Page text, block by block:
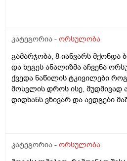
აღმოაჩნდა გულის მანკი,
მირჩიოთ ჯერ გენეტიკოსის
კატეგორია - ორსულობა
გამარჯობა, 8 იანვარს
და ხეგეს ანალიზმა აჩვენა
ქვედა ნაწილის ტკივილები
მოსვლის დროს ისე, მუდმივად
დიდხანს ვზივარ და ავდგები
რომ ვწევარ მაშინ მტკივა
რაც ასე ვარ.
კატეგორია - ორსულობა